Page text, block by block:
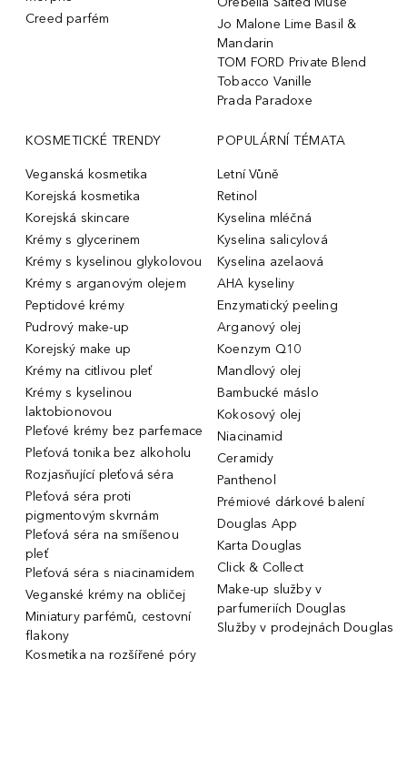
Creed parfém
Jo Malone Lime Basil &
Mandarin
TOM FORD Private Blend
Tobacco Vanille
Prada Paradoxe
KOSMETICKÉ TRENDY
Veganská kosmetika
Korejská kosmetika
Korejská skincare
Krémy s glycerinem
Krémy s kyselinou glykolovou
Krémy s arganovým olejem
Peptidové krémy
Pudrový make-up
Korejský make up
Krémy na citlivou pleť
Krémy s kyselinou
laktobionovou
Pleťové krémy bez parfemace
Pleťová tonika bez alkoholu
Rozjasňující pleťová séra
Pleťová séra proti
pigmentovým skvrnám
Pleťová séra na smíšenou
pleť
Pleťová séra s niacinamidem
Veganské krémy na obličej
Miniatury parfémů, cestovní
flakony
Kosmetika na rozšířené póry
POPULÁRNÍ TÉMATA
Letní Vůně
Retinol
Kyselina mléčná
Kyselina salicylová
Kyselina azelaová
AHA kyseliny
Enzymatický peeling
Arganový olej
Koenzym Q10
Mandlový olej
Bambucké máslo
Kokosový olej
Niacinamid
Ceramidy
Panthenol
Prémiové dárkové balení
Douglas App
Karta Douglas
Click & Collect
Make-up služby v
parfumeriích Douglas
Služby v prodejnách Douglas